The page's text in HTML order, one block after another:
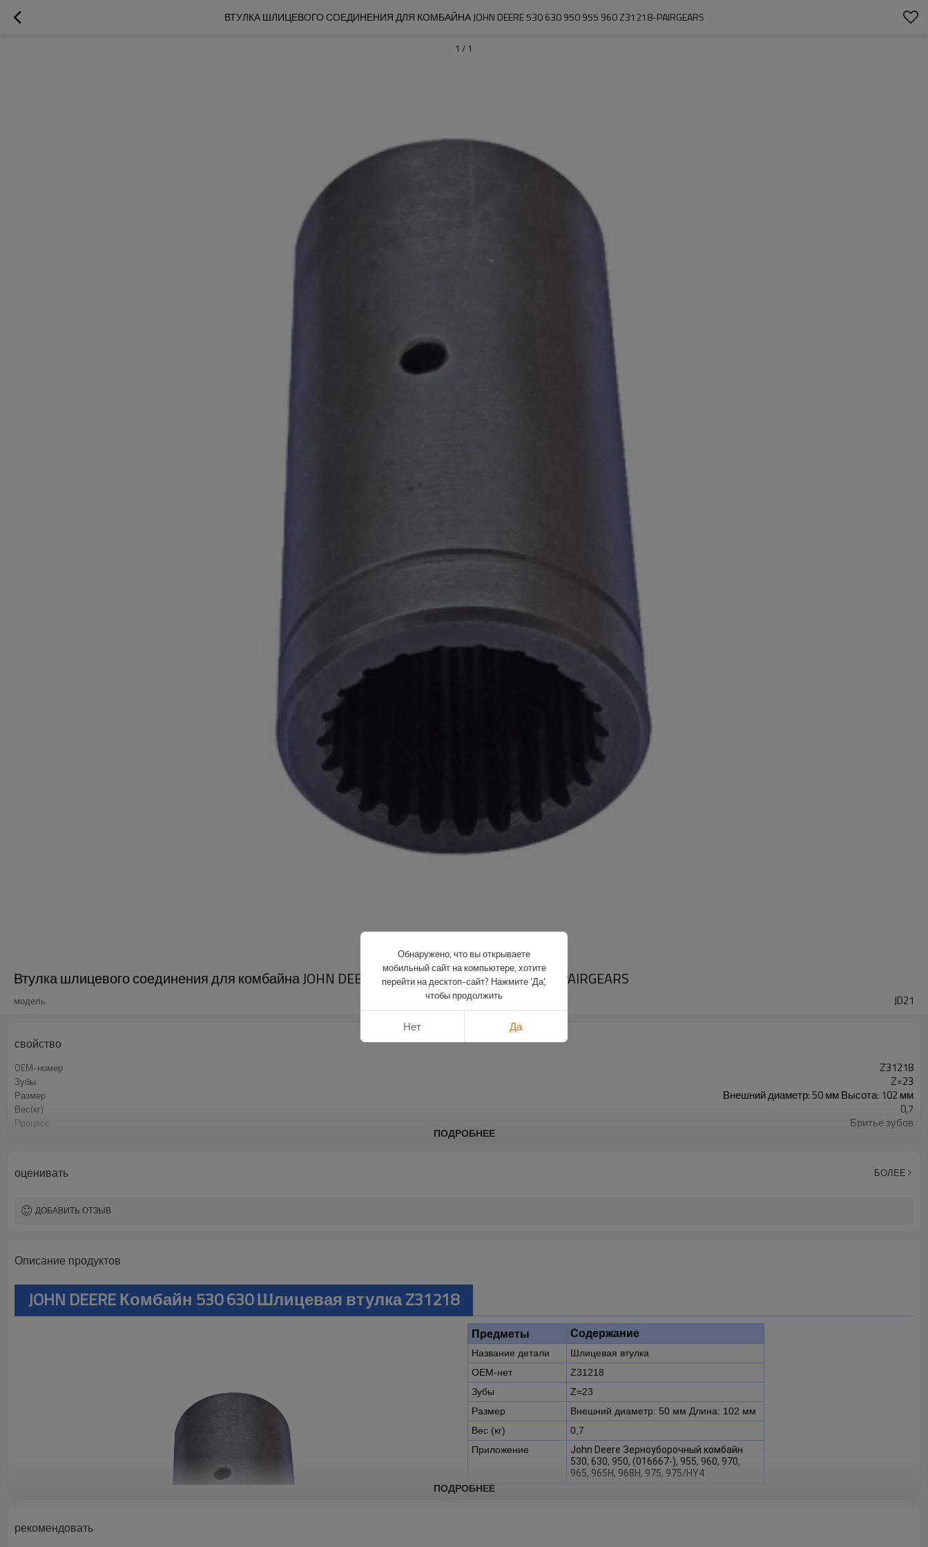
ВТУЛКА ШЛИЦЕВОГО СОЕДИНЕНИЯ ДЛЯ КОМБАЙНА JOHN DEERE 530 630 950 955 960 Z31218-PAIRGEARS
1 / 1
Втулка шлицевого соединения для комбайна JOHN DEERE 530 630 950 955 960 Z31218-PAIRGEARS
модель JD21
свойство
OEM-номер Z31218
Зубы Z=23
Размер Внешний диаметр: 50 мм Высота: 102 мм
Вес(кг) 0,7
Процесс Бритье зубов
Обработка поверхности Дробеструйная обработка
ПОДРОБНЕЕ
оценивать БОЛЕЕ
ДОБАВИТЬ ОТЗЫВ
Описание продуктов
JOHN DEERE Комбайн 530 630 Шлицевая втулка Z31218
Предметы Содержание
Название детали
Шлицевая втулка
OEM-нет
Z31218
Зубы
Z=23
Размер
Внешний диаметр: 50 мм Длина: 102 мм
Вес (кг)
0,7
Приложение
John Deere Зерноуборочный комбайн
530, 630, 950, (016667-), 955, 960, 970,
965, 965H, 968H, 975, 975/HY4
Описание:
ПОДРОБНЕЕ
рекомендовать
Обнаружено, что вы открываете
мобильный сайт на компьютере, хотите
перейти на десктоп-сайт? Нажмите 'Да',
чтобы продолжить
Нет Да